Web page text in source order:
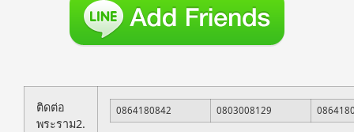
ติดต่อ
พระราม2.
0864180842 0803008129